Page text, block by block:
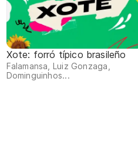
Xote: forró típico brasileño
Falamansa, Luiz Gonzaga,
Dominguinhos...